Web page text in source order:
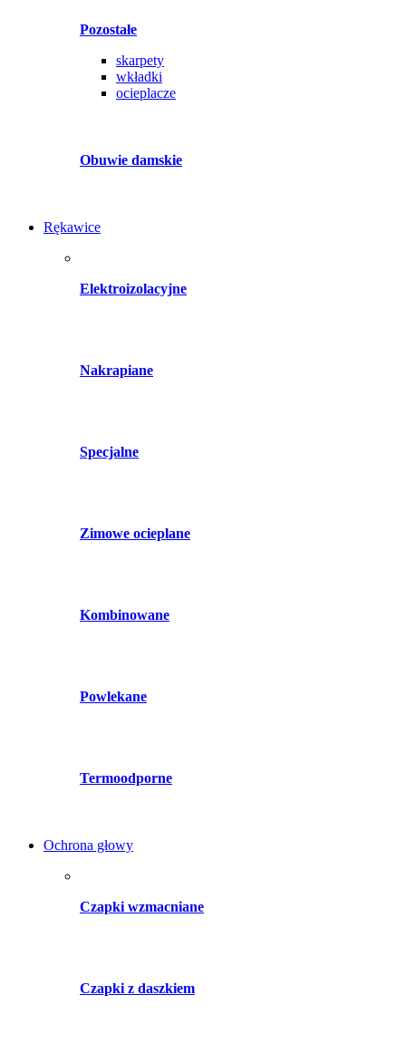
Pozostałe
skarpety
wkładki
ocieplacze
Obuwie damskie
Rękawice
Elektroizolacyjne
Nakrapiane
Specjalne
Zimowe ocieplane
Kombinowane
Powlekane
Termoodporne
Ochrona głowy
Czapki wzmacniane
Czapki z daszkiem